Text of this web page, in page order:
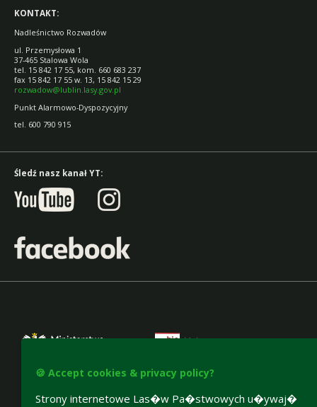
KONTAKT:
Nadleśnictwo Rozwadów
ul. Przemysłowa 1
37-465 Stalowa Wola
tel. 15 842 17 55, kom. 660 683 237
fax 15 842 17 55 w. 13, 15 842 15 29
rozwadow@lublin.lasy.gov.pl
Punkt Alarmowo-Dyspozycyjny
tel. 600 790 915
Śledź nasz kanał YT:
🍪 Accept cookies & privacy policy?
Strony internetowe Las�w Pa�stwowych u�ywaj�